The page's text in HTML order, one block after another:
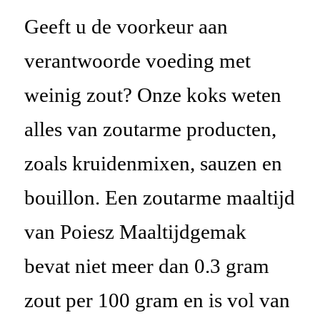
Geeft u de voorkeur aan
verantwoorde voeding met
weinig zout? Onze koks weten
alles van zoutarme producten,
zoals kruidenmixen, sauzen en
bouillon. Een zoutarme maaltijd
van Poiesz Maaltijdgemak
bevat niet meer dan 0.3 gram
zout per 100 gram en is vol van